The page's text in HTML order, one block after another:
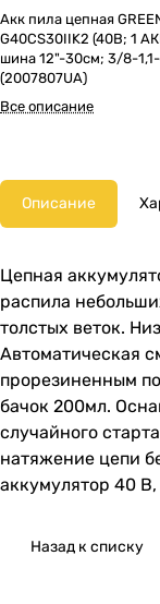
Акк пила цепная
G40CS30IIK2 (40В; 1
шина 12"-30см; 3/8-
(2007807UA)
Все описание
Описание
Цепная
распила
толстых веток.
Автоматическая
прорезиненным
бачок 200мл.
случайного
натяжение цепи
аккумулятор 40
Назад к списку